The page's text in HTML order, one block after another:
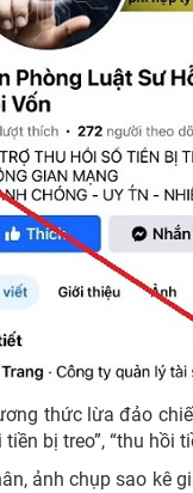
thức lừa đảo
bị treo”, “thu hồi
ảnh chụp sao kê